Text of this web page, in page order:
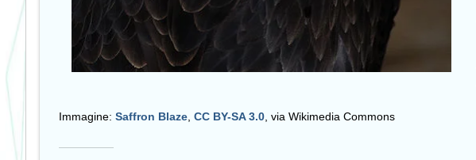
Immagine: Saffron Blaze CC BY-SA 3.0 , via Wikimedia Commons